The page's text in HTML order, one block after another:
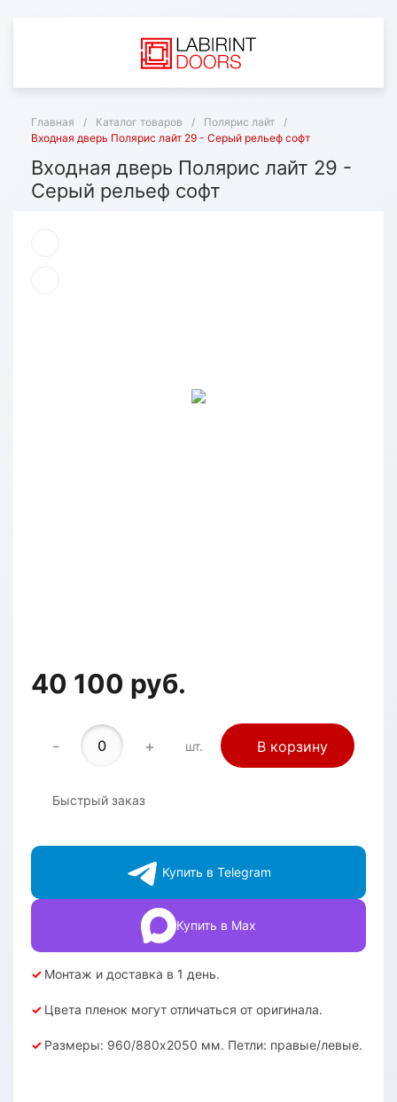
Главная / Каталог товаров / Полярис лайт
/
Входная дверь Полярис лайт 29 - Серый рельеф софт
Входная дверь Полярис лайт 29 -
Серый рельеф софт
40 100 руб.
- + шт. В корзину
Быстрый заказ
Купить в Telegram
Купить в Max
✓ Монтаж и доставка в 1 день.
✓ Цвета пленок могут отличаться от оригинала.
✓ Размеры: 960/880х2050 мм. Петли: правые/левые.